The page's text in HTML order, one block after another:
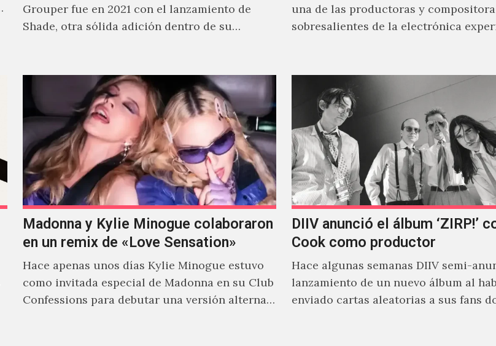
Grouper fue en 2021 con el lanzamiento de
Shade, otra sólida adición dentro de su
una de las productoras y
sobresalientes de la electrónica
Madonna y Kylie Minogue colaboraron
en un remix de «Love Sensation»
Hace apenas unos días Kylie Minogue estuvo
como invitada especial de Madonna en su Club
Confessions para debutar una versión alterna
DIIV anunció el álbum ‘ZIRP!’
Cook como productor
Hace algunas semanas DIIV semi-
lanzamiento de un nuevo álbum al
enviado cartas aleatorias a sus fans